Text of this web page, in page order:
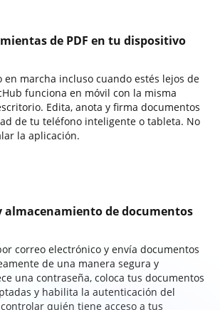
de PDF en tu dispositivo
marcha incluso cuando estés lejos de
funciona en móvil con la misma
Edita, anota y firma documentos
de tu teléfono inteligente o tableta. No
la aplicación.
almacenamiento de documentos
correo electrónico y envía documentos
de una manera segura y
una contraseña, coloca tus documentos
y habilita la autenticación del
quién tiene acceso a tus